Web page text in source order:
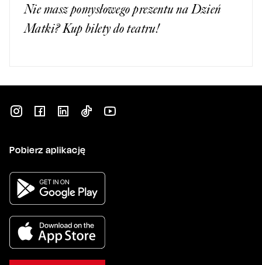
Nie masz pomysłowego prezentu na Dzień
Matki? Kup bilety do teatru!
Pobierz aplikację